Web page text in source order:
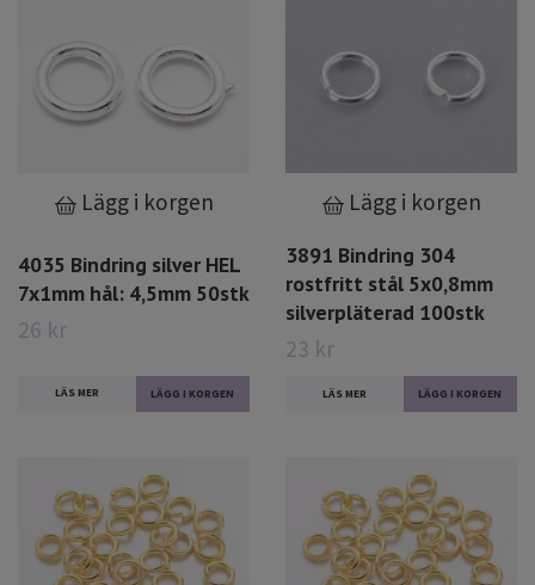
Lägg i korgen
4035 Bindring silver HEL
7x1mm hål: 4,5mm 50stk
26 kr
LÄS MER
Lägg i korgen
3891 Bindring 304
rostfritt stål 5x0,8mm
silverpläterad 100stk
23 kr
LÄS MER